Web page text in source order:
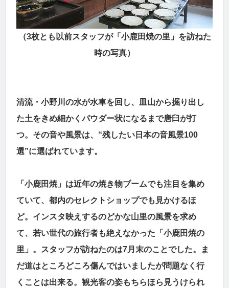
（3枚とも以前スタッフが「小鹿田焼の里」を訪ねた
時の写真）
清流・小野川の水が水車を回し、皿山から掘り出し
た土をきめ細かくパウダー状になるまで唐臼が打
つ。その音や風景は、“残したい日本の音風景100
選”に選ばれています。
「小鹿田焼」は近年の焼き物ブームでも注目を集め
ていて、都内のセレクトショップでも見かけるほ
ど。インスタ映えするのどかな山里の風景を求め
て、若い世代の旅行者も絶えなかった「小鹿田焼の
里」。スタッフが訪ねたのは7月末のことでした。ま
だ道はところどころ傷んではいましたが問題なく行
くことは出来る。観光客の姿もちらほら見うけられ